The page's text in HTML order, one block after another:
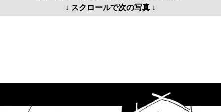
↓ スクロールで次の写真 ↓